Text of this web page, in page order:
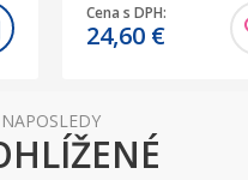
Cena s DPH:
24,60 €
NAPOSLEDY